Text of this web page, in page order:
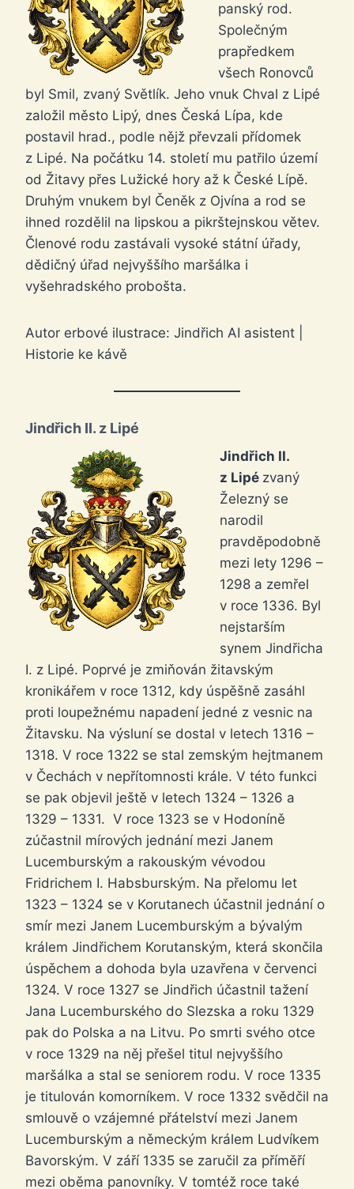
panský rod.
Společným
prapředkem
všech Ronovců
byl Smil, zvaný Světlík. Jeho vnuk Chval z Lipé
založil město Lipý, dnes Česká Lípa, kde
postavil hrad., podle nějž převzali přídomek
z Lipé. Na počátku 14. století mu patřilo území
od Žitavy přes Lužické hory až k České Lípě.
Druhým vnukem byl Čeněk z Ojvína a rod se
ihned rozdělil na lipskou a pikrštejnskou větev.
Členové rodu zastávali vysoké státní úřady,
dědičný úřad nejvyššího maršálka i
vyšehradského probošta.
Autor erbové ilustrace: Jindřich AI asistent |
Historie ke kávě
Jindřich II. z Lipé
Jindřich II.
z Lipé zvaný
Železný se
narodil
pravděpodobně
mezi lety 1296 –
1298 a zemřel
v roce 1336. Byl
nejstarším
synem Jindřicha
I. z Lipé. Poprvé je zmiňován žitavským
kronikářem v roce 1312, kdy úspěšně zasáhl
proti loupežnému napadení jedné z vesnic na
Žitavsku. Na výsluní se dostal v letech 1316 –
1318. V roce 1322 se stal zemským hejtmanem
v Čechách v nepřítomnosti krále. V této funkci
se pak objevil ještě v letech 1324 – 1326 a
1329 – 1331. V roce 1323 se v Hodoníně
zúčastnil mírových jednání mezi Janem
Lucemburským a rakouským vévodou
Fridrichem I. Habsburským. Na přelomu let
1323 – 1324 se v Korutanech účastnil jednání o
smír mezi Janem Lucemburským a bývalým
králem Jindřichem Korutanským, která skončila
úspěchem a dohoda byla uzavřena v červenci
1324. V roce 1327 se Jindřich účastnil tažení
Jana Lucemburského do Slezska a roku 1329
pak do Polska a na Litvu. Po smrti svého otce
v roce 1329 na něj přešel titul nejvyššího
maršálka a stal se seniorem rodu. V roce 1335
je titulován komorníkem. V roce 1332 svědčil na
smlouvě o vzájemné přátelství mezi Janem
Lucemburským a německým králem Ludvíkem
Bavorským. V září 1335 se zaručil za příměří
mezi oběma panovníky. V tomtéž roce také